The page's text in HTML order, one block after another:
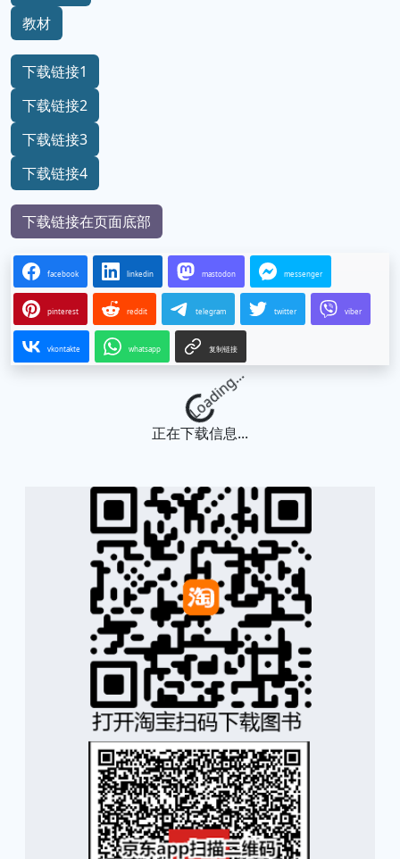
教材
下载链接1
下载链接2
下载链接3
下载链接4
下载链接在页面底部
facebook linkedin mastodon messenger
pinterest reddit telegram twitter viber
vkontakte whatsapp 复制链接
Loading...
正在下载信息...